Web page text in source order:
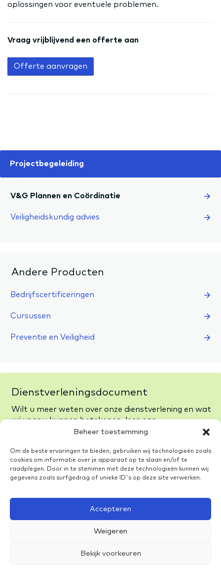
Beheer toestemming
Om de beste ervaringen te bieden, gebruiken wij technologieën zoals
cookies om informatie over je apparaat op te slaan en/of te
raadplegen. Door in te stemmen met deze technologieën kunnen wij
gegevens zoals surfgedrag of unieke ID's op deze site verwerken.
Accepteren
Weigeren
Bekijk voorkeuren
oplossingen voor eventuele problemen.
Vraag vrijblijvend een offerte aan
Offerte aanvragen
Projectbegeleiding
V&G Plannen en Coördinatie
Veiligheidskundig advies
Andere Producten
Bedrijfscertificeringen
Cursussen
Preventie en Veiligheid
Dienstverleningsdocument
Wilt u meer weten over onze dienstverlening en wat
wij voor u kunnen betekenen, lees ons
dienstverlenings-document.
Bekijk Documenten